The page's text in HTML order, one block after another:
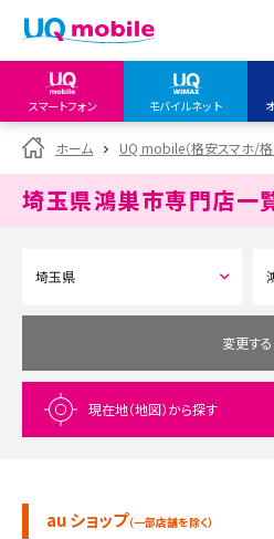
スマートフォン モバイルネット
my UQ WiMAX
UQ WiMAX ご契約の方
My UQ mobile
データチャージサイト
UQ mobile
オンラインショップ
UQ WiMAX
UQ mobile
販売店舗
UQ WiMAX
ホーム UQ mobile（格安スマホ/格
埼玉県鴻巣市専門店一
変更する
現在地（地図）から探す
au ショップ（一部店舗を除く）